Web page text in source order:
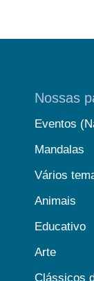
Nossas
Eventos
Mandalas
Vários
Animais
Educativo
Arte
Clássicos